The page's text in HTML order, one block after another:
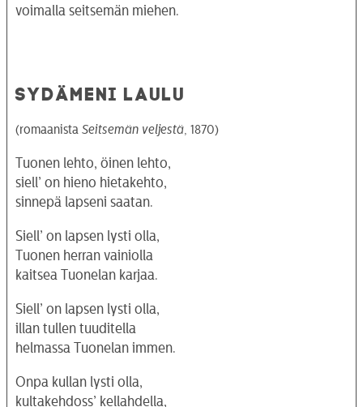
voimalla seitsemän miehen.
SYDÄMENI LAULU
(romaanista Seitsemän veljestä , 1870)
Tuonen lehto, öinen lehto,
siell’ on hieno hietakehto,
sinnepä lapseni saatan.
Siell’ on lapsen lysti olla,
Tuonen herran vainiolla
kaitsea Tuonelan karjaa.
Siell’ on lapsen lysti olla,
illan tullen tuuditella
helmassa Tuonelan immen.
Onpa kullan lysti olla,
kultakehdoss’ kellahdella,